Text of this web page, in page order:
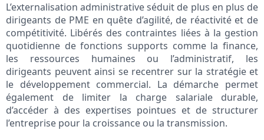
L’externalisation administrative séduit de plus en plus de
dirigeants de PME en quête d’agilité, de réactivité et de
compétitivité. Libérés des contraintes liées à la gestion
quotidienne de fonctions supports comme la finance,
les ressources humaines ou l’administratif, les
dirigeants peuvent ainsi se recentrer sur la stratégie et
le développement commercial. La démarche permet
également de limiter la charge salariale durable,
d’accéder à des expertises pointues et de structurer
l’entreprise pour la croissance ou la transmission.